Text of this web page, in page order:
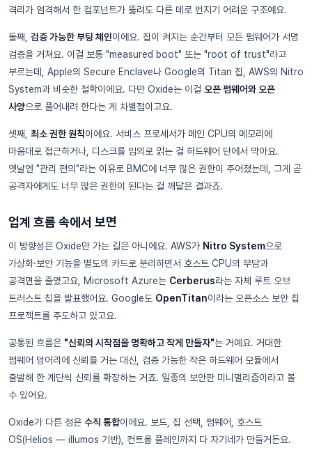
격리가 엄격해서 한 컴포넌트가 뚫려도 다른 데로 번지기 어려운 구조예요.
둘째, 검증 가능한 부팅 체인이에요. 칩이 켜지는 순간부터 모든 펌웨어가 서명
검증을 거쳐요. 이걸 보통 "measured boot" 또는 "root of trust"라고
부르는데, Apple의 Secure Enclave나 Google의 Titan 칩, AWS의 Nitro
System과 비슷한 철학이에요. 다만 Oxide는 이걸 오픈 펌웨어와 오픈
사양으로 풀어내려 한다는 게 차별점이고요.
셋째, 최소 권한 원칙이에요. 서비스 프로세서가 메인 CPU의 메모리에
마음대로 접근하거나, 디스크를 임의로 읽는 걸 하드웨어 단에서 막아요.
옛날엔 "관리 편의"라는 이유로 BMC에 너무 많은 권한이 주어졌는데, 그게 곧
공격자에게도 너무 많은 권한이 된다는 걸 깨달은 결과죠.
업계 흐름 속에서 보면
이 방향성은 Oxide만 가는 길은 아니에요. AWS가 Nitro System으로
가상화·보안 기능을 별도의 카드로 분리하면서 호스트 CPU의 부담과
공격면을 줄였고요, Microsoft Azure는 Cerberus라는 자체 루트 오브
트러스트 칩을 발표했어요. Google도 OpenTitan이라는 오픈소스 보안 칩
프로젝트를 주도하고 있고요.
공통된 흐름은 "신뢰의 시작점을 명확하고 작게 만들자"는 거예요. 거대한
펌웨어 덩어리에 신뢰를 거는 대신, 검증 가능한 작은 하드웨어 모듈에서
출발해 한 계단씩 신뢰를 확장하는 거죠. 일종의 보안판 미니멀리즘이라고 볼
수 있어요.
Oxide가 다른 점은 수직 통합이에요. 보드, 칩 선택, 펌웨어, 호스트
OS(Helios — illumos 기반), 컨트롤 플레인까지 다 자기네가 만들거든요.